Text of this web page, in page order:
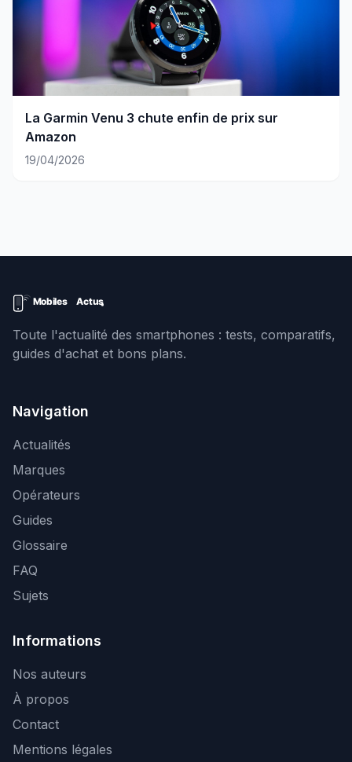
La Garmin Venu 3 chute enfin de prix sur
Amazon
19/04/2026
Toute l'actualité des smartphones : tests, comparatifs,
guides d'achat et bons plans.
Navigation
Actualités
Marques
Opérateurs
Guides
Glossaire
FAQ
Sujets
Informations
Nos auteurs
À propos
Contact
Mentions légales